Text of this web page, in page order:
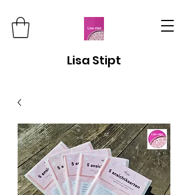
Lisa Stipt